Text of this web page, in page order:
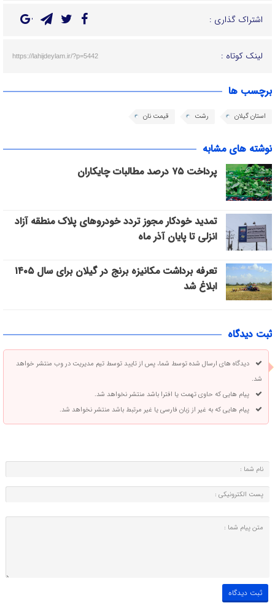
اشتراک گذاری :
لینک کوتاه : https://lahijdeylam.ir/?p=5442
برچسب ها
استان گیلان رشت قیمت نان
نوشته های مشابه
پرداخت ۷۵ درصد مطالبات چایکاران
تمدید خودکار مجوز تردد خودروهای پلاک منطقه آزاد
انزلی تا پایان آذر ماه
تعرفه برداشت مکانیزه برنج در گیلان برای سال ۱۴۰۵
ابلاغ شد
ثبت دیدگاه
دیدگاه های ارسال شده توسط شما، پس از تایید توسط تیم مدیریت در وب منتشر خواهد
شد.
پیام هایی که حاوی تهمت یا افترا باشد منتشر نخواهد شد.
پیام هایی که به غیر از زبان فارسی یا غیر مرتبط باشد منتشر نخواهد شد.